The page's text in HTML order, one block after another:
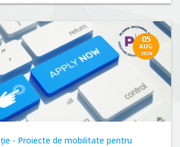
05
AUG
2026
- Proiecte de mobilitate pentru